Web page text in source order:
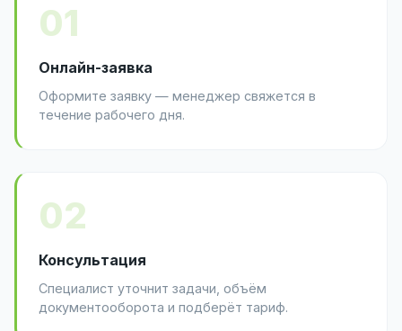
01
Онлайн-заявка
Оформите заявку — менеджер свяжется в
течение рабочего дня.
02
Консультация
Специалист уточнит задачи, объём
документооборота и подберёт тариф.